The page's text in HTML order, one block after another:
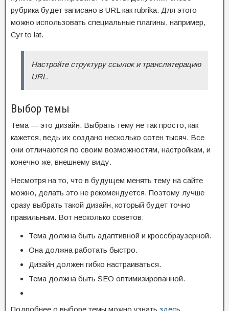
рубрика будет записано в URL как rubrika. Для этого
можно использовать специальные плагины, например,
Cyr to lat.
Настройте структуру ссылок и транслитерацию
URL.
Выбор темы
Тема — это дизайн. Выбрать тему не так просто, как
кажется, ведь их создано несколько сотен тысяч. Все
они отличаются по своим возможностям, настройкам, и
конечно же, внешнему виду.
Несмотря на то, что в будущем менять тему на сайте
можно, делать это не рекомендуется. Поэтому лучше
сразу выбрать такой дизайн, который будет точно
правильным. Вот несколько советов:
Тема должна быть адаптивной и кроссбраузерной.
Она должна работать быстро.
Дизайн должен гибко настраиваться.
Тема должна быть SEO оптимизированной.
Подробнее о выборе темы можно узнать здесь